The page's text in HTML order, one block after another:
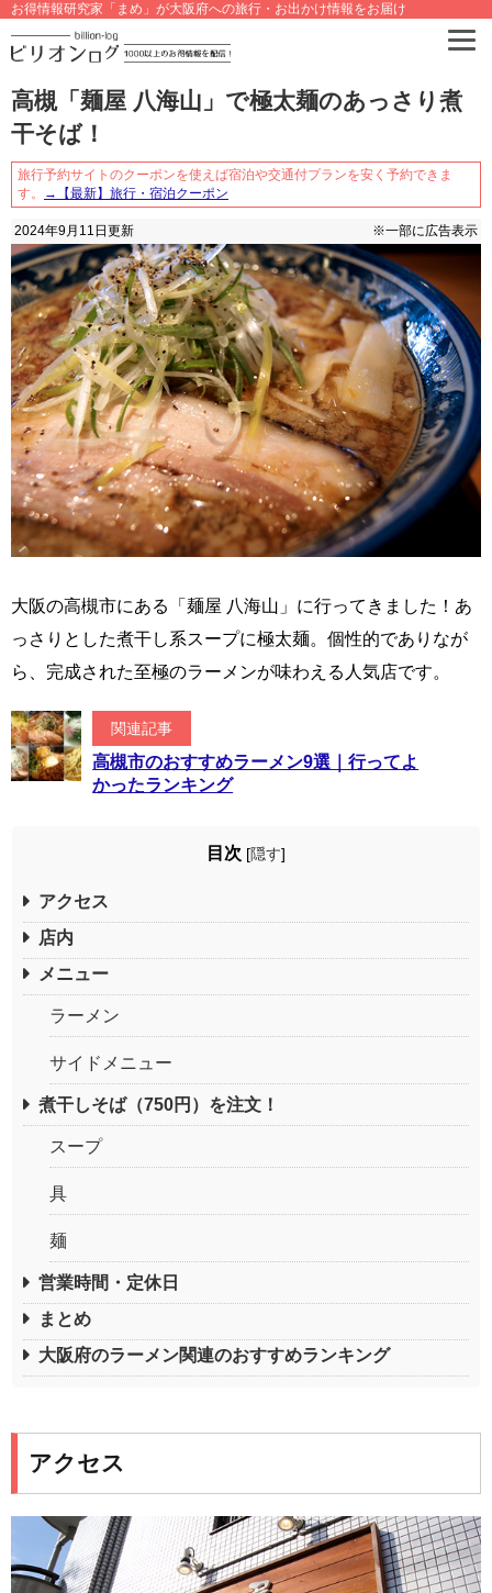
お得情報研究家「まめ」が大阪府への旅行・お出かけ情報をお届け
高槻「麺屋 八海山」で極太麺のあっさり煮
干そば！
旅行予約サイトのクーポンを使えば宿泊や交通付プランを安く予約できま
す。
→【最新】旅行・宿泊クーポン
2024年9月11日 更新 ※一部に広告表示
大阪の高槻市にある「麺屋 八海山」に行ってきました！あ
っさりとした煮干し系スープに極太麺。個性的でありなが
ら、完成された至極のラーメンが味わえる人気店です。
関連記事
高槻市のおすすめラーメン9選｜行ってよ
かったランキング
目次 [隠す]
アクセス
店内
メニュー
ラーメン
サイドメニュー
煮干しそば（750円）を注文！
スープ
具
麺
営業時間・定休日
まとめ
大阪府のラーメン関連のおすすめランキング
アクセス